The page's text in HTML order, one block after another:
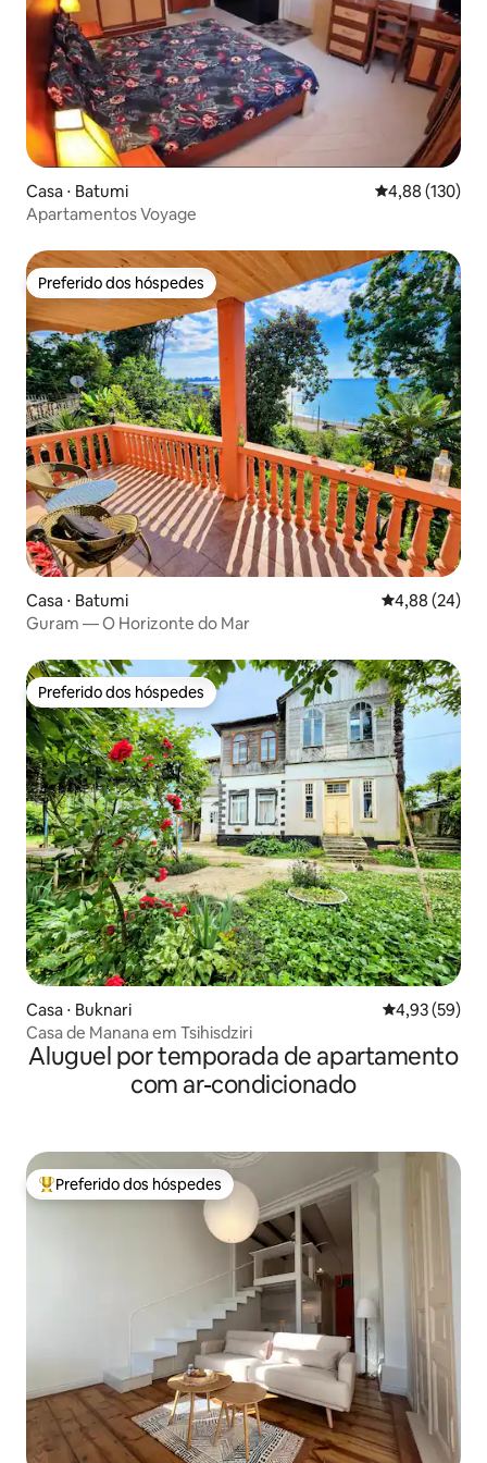
Casa ⋅ Batumi 4,88 de uma
4,88 (130)
Apartamentos Voyage
Preferido dos hóspedes
Preferido dos hóspedes
Casa ⋅ Batumi 4,88 de uma
4,88 (24)
Guram — O Horizonte do Mar
Preferido dos hóspedes
Preferido dos hóspedes
Casa ⋅ Buknari 4,93 de uma
4,93 (59)
Casa de Manana em Tsihisdziri
Aluguel por temporada de apartamento
com ar-condicionado
Entre os melhores preferidos dos hóspedes
Preferido dos hóspedes